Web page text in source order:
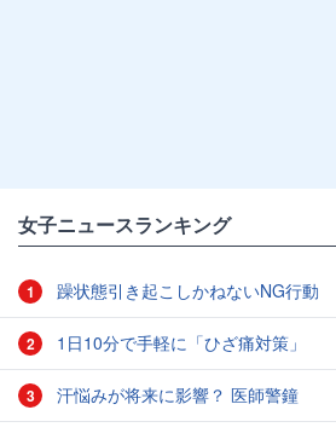
女子ニュースランキング
1 躁状態引き起こしかねないNG行動
2 1日10分で手軽に「ひざ痛対策」
3 汗悩みが将来に影響？ 医師警鐘